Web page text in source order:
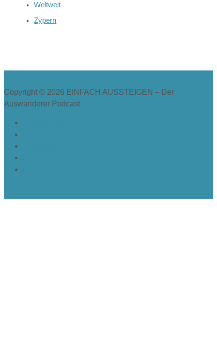
Weltweit
Zypern
Copyright © 2026 EINFACH AUSSTEIGEN – Der
Auswanderer Podcast